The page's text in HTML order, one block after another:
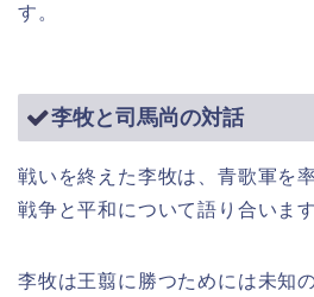
す。
李牧と司馬尚の対話
戦いを終えた李牧は、青歌軍を
戦争と平和について語り合います
李牧は王翦に勝つためには未知